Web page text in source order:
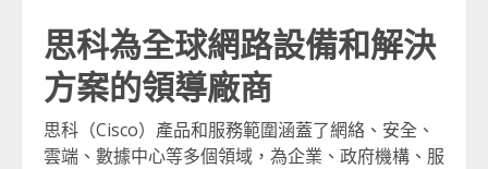
思科為全球網路設備和解決
方案的領導廠商
思科（Cisco）產品和服務範圍涵蓋了網絡、安全、
雲端、數據中心等多個領域，為企業、政府機構、服